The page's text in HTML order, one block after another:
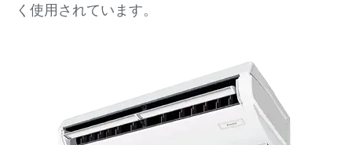
く使用されています。